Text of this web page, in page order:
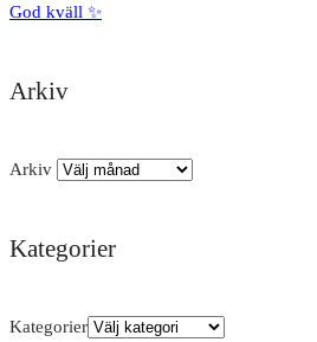
God kväll ✨
Arkiv
Arkiv
Kategorier
Kategorier